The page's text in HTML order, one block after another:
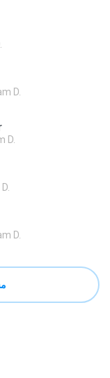
D.
D.
D.